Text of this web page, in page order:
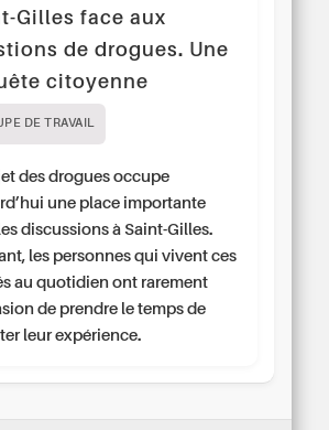
Gilles face aux
de drogues. Une
citoyenne
DE TRAVAIL
des drogues occupe
une place importante
discussions à Saint-Gilles.
les personnes qui vivent ces
au quotidien ont rarement
de prendre le temps de
leur expérience.